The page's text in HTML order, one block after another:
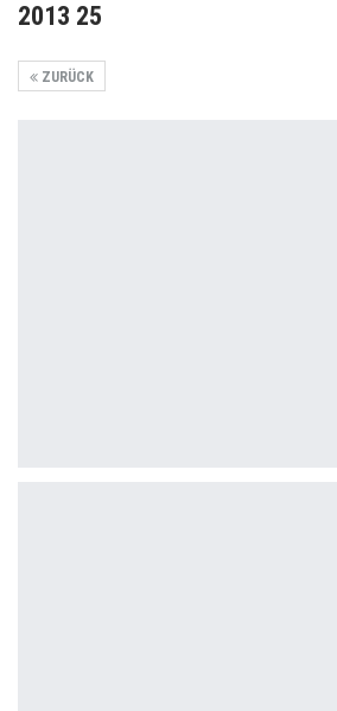
2013 25
ZURÜCK